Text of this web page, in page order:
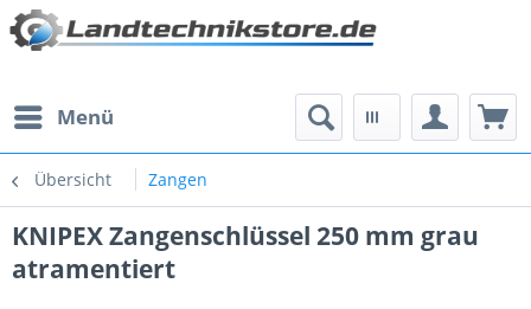
Menü
Übersicht Zangen
KNIPEX Zangenschlüssel 250 mm grau
atramentiert